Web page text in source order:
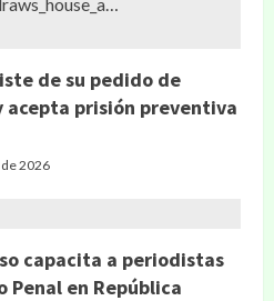
de su pedido de
prisión preventiva
2026
capacita a periodistas
Penal en República